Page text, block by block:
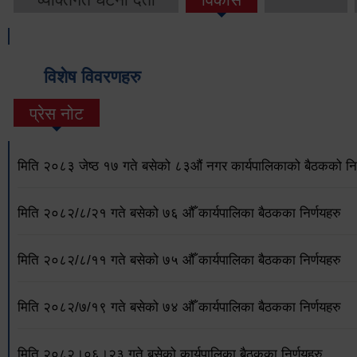
विशेष विवरणहरु
प्रेस नोट
मिति २०८३ जेष्ठ १७ गते बसेको ८३औं नगर कार्यपालिकाको बैठकको
मिति २०८२/८/२१ गते बसेको ७६ औँ कार्यपालिका बैठकका निर्णयहरु
मिति २०८२/८/११ गते बसेको ७५ औँ कार्यपालिका बैठकका निर्णयहरु
मिति २०८२/७/१९ गते बसेको ७४ औँ कार्यपालिका बैठकका निर्णयहरु